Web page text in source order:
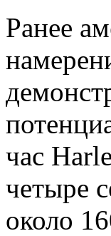
Ранее
час
четыре
около